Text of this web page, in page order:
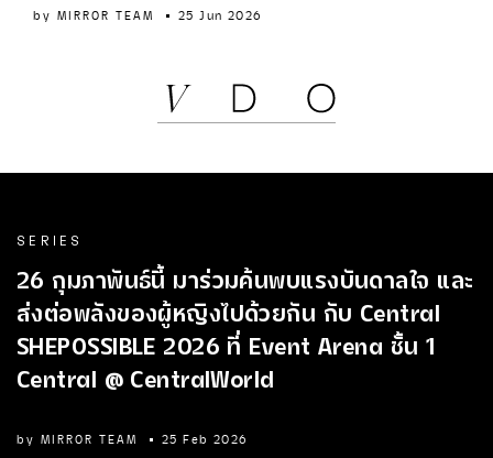
by MIRROR TEAM 25 Jun 2026
SERIES
26 กุมภาพันธ์นี้ มาร่วมค้นพบแรงบันดาลใจ และ
ส่งต่อพลังของผู้หญิงไปด้วยกัน กับ Central
SHEPOSSIBLE 2026 ที่ Event Arena ชั้น 1
Central @ CentralWorld
by MIRROR TEAM 25 Feb 2026